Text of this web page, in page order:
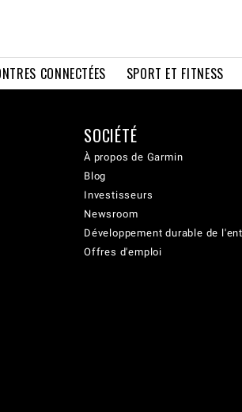
CONNECTÉES SPORT ET FITNESS
SOCIÉTÉ
À propos de Garmin
Blog
Investisseurs
Newsroom
Développement durable de
Offres d'emploi